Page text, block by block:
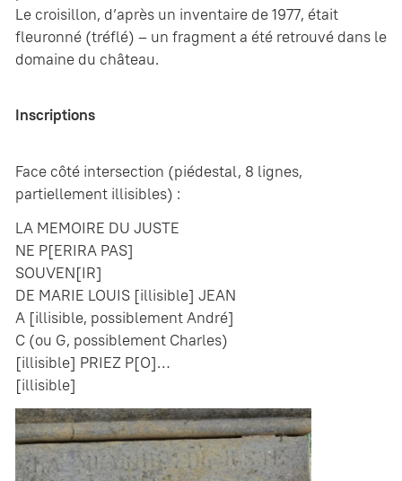
Le croisillon, d’après un inventaire de 1977, était
fleuronné (tréflé) – un fragment a été retrouvé dans le
domaine du château.
Inscriptions
Face côté intersection (piédestal, 8 lignes,
partiellement illisibles) :
LA MEMOIRE DU JUSTE
NE P[ERIRA PAS]
SOUVEN[IR]
DE MARIE LOUIS [illisible] JEAN
A [illisible, possiblement André]
C (ou G, possiblement Charles)
[illisible] PRIEZ P[O]…
[illisible]